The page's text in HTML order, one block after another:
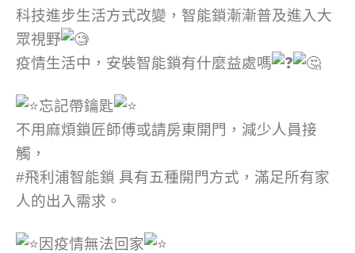
科技進步生活方式改變，智能鎖漸漸普及進入大
眾視野
疫情生活中，安裝智能鎖有什麼益處嗎
忘記帶鑰匙
不用麻煩鎖匠師傅或請房東開門，減少人員接
觸，
#飛利浦智能鎖 具有五種開門方式，滿足所有家
人的出入需求。
因疫情無法回家